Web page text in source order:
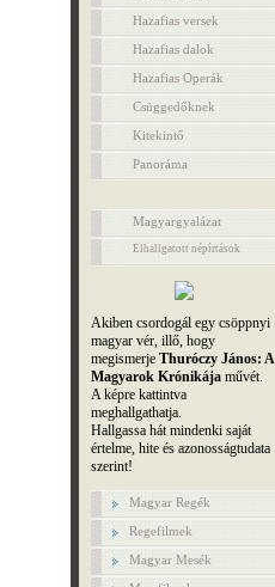
Hazafias versek
Hazafias dalok
Hazafias Operák
Csüggedőknek
Kitekintő
Panoráma
Magyargyalázat
Elhallgatott népírtások
Akiben csordogál egy csöppnyi
magyar vér, illő, hogy
megismerje Thuróczy János: A
Magyarok Krónikájaművét.
A képre kattintva
meghallgathatja.
Hallgassa hát mindenki saját
értelme, hite és azonosságtudata
szerint!
Magyar Regék
Regefilmek
Magyar Mesék